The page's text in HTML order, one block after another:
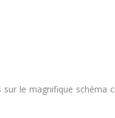
le magnifique schéma